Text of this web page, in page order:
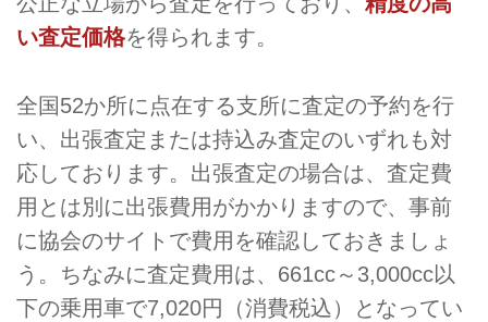
い査定価格を得られます。
全国52か所に点在する支所に査定の予約を行
い、出張査定または持込み査定のいずれも対
応しております。出張査定の場合は、査定費
用とは別に出張費用がかかりますので、事前
に協会のサイトで費用を確認しておきましょ
う。ちなみに査定費用は、661cc～3,000cc以
下の乗用車で7,020円（消費税込）となってい